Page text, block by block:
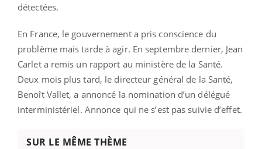
détectées.
En France, le gouvernement a pris conscience du
problème mais tarde à agir. En septembre dernier, Jean
Carlet a remis un rapport au ministère de la Santé.
Deux mois plus tard, le directeur général de la Santé,
Benoît Vallet, a annoncé la nomination d’un délégué
interministériel. Annonce qui ne s’est pas suivie d’effet.
SUR LE MÊME THÈME